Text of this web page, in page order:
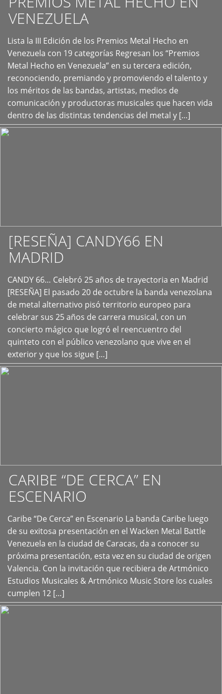
VENEZUELA
Lista la III Edición de los Premios Metal Hecho en
Venezuela con 19 categorías Regresan los “Premios
Metal Hecho en Venezuela” en su tercera edición,
reconociendo, premiando y promoviendo el talento y
los méritos de las bandas, artistas, medios de
comunicación y productoras musicales que hacen vida
dentro de las distintas tendencias del metal y […]
+
[RESEÑA] CANDY66 EN
MADRID
CANDY 66… Celebró 25 años de trayectoria en Madrid
[RESEÑA] El pasado 20 de octubre la banda venezolana
de metal alternativo pisó territorio europeo para
celebrar sus 25 años de carrera musical, con un
concierto mágico que logró el reencuentro del
quinteto con el público venezolano que vive en el
exterior y que los sigue […]
+
CARIBE “DE CERCA” EN
ESCENARIO
Caribe “De Cerca” en Escenario La banda Caribe luego
de su exitosa presentación en el Wacken Metal Battle
Venezuela en la ciudad de Caracas, da a conocer su
próxima presentación, esta vez en su ciudad de origen
Valencia. Con la invitación que recibiera de Artmónico
Estudios Musicales & Artmónico Music Store los cuales
cumplen 12 […]
+